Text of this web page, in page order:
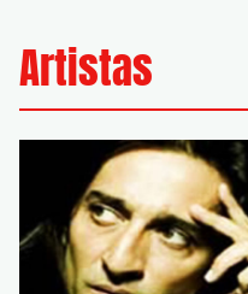
Artistas